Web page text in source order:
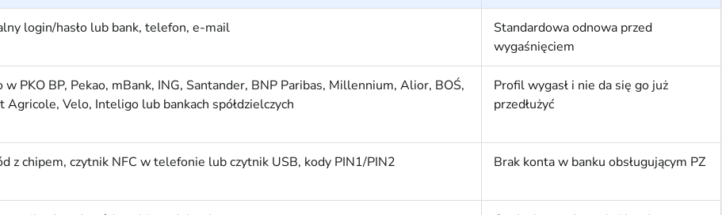
login/hasło lub bank, telefon, e-mail
Standardowa odnowa przed
wygaśnięciem
w PKO BP, Pekao, mBank, ING, Santander, BNP Paribas, Millennium, Alior, BOŚ,
Agricole, Velo, Inteligo lub bankach spółdzielczych
Profil wygasł i nie da się go już
przedłużyć
z chipem, czytnik NFC w telefonie lub czytnik USB, kody PIN1/PIN2 Brak konta w banku obsługującym PZ